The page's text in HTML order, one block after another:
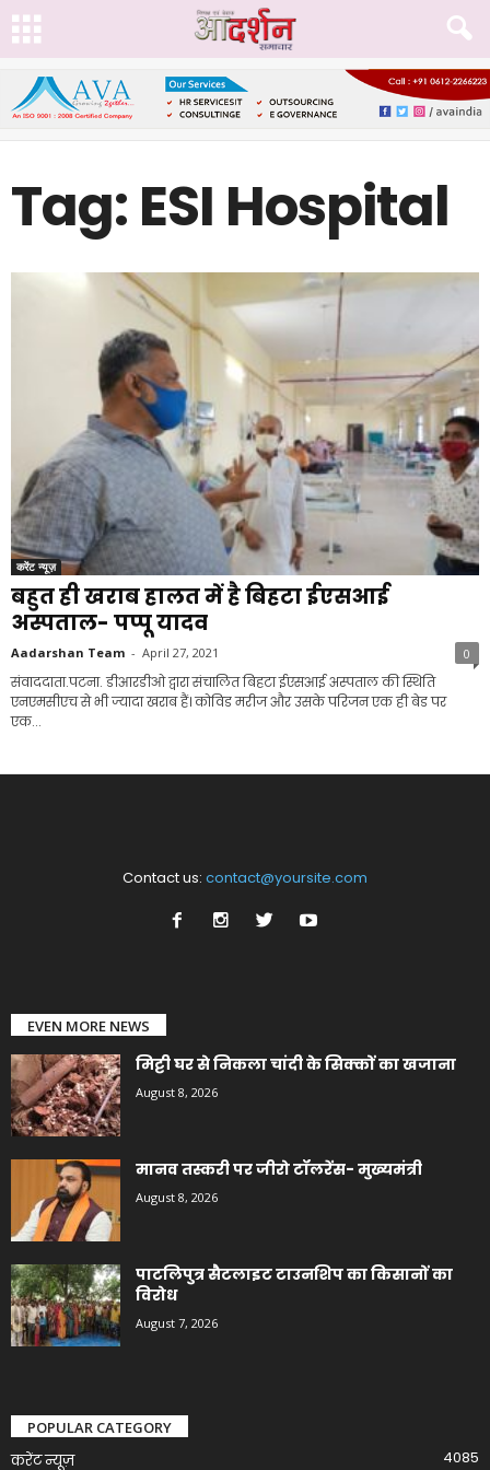
Tag: ESI Hospital
करेंट न्यूज़
बहुत ही खराब हालत में है बिहटा ईएसआई
अस्पताल- पप्पू यादव
Aadarshan Team - April 27, 2021 0
संवाददाता.पटना. डीआरडीओ द्वारा संचालित बिहटा ईएसआई अस्पताल की स्थिति
एनएमसीएच से भी ज्यादा खराब हैं। कोविड मरीज और उसके परिजन एक ही बेड पर
एक...
Contact us: contact@yoursite.com
EVEN MORE NEWS
मिट्टी घर से निकला चांदी के सिक्कों का खजाना
August 8, 2026
मानव तस्करी पर जीरो टॉलरेंस- मुख्यमंत्री
August 8, 2026
पाटलिपुत्र सैटलाइट टाउनशिप का किसानों का
विरोध
August 7, 2026
POPULAR CATEGORY
करेंट न्यूज़ 4085